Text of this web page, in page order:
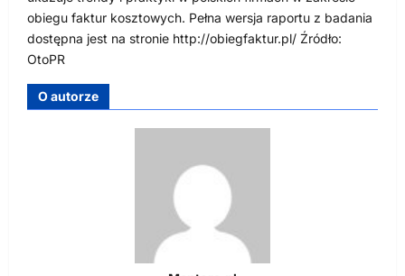
obiegu faktur kosztowych. Pełna wersja raportu z badania
dostępna jest na stronie http://obiegfaktur.pl/ Źródło:
OtoPR
O autorze